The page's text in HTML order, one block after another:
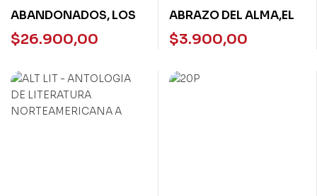
ABANDONADOS, LOS
$26.900,00
ABRAZO DEL ALMA,EL
$3.900,00